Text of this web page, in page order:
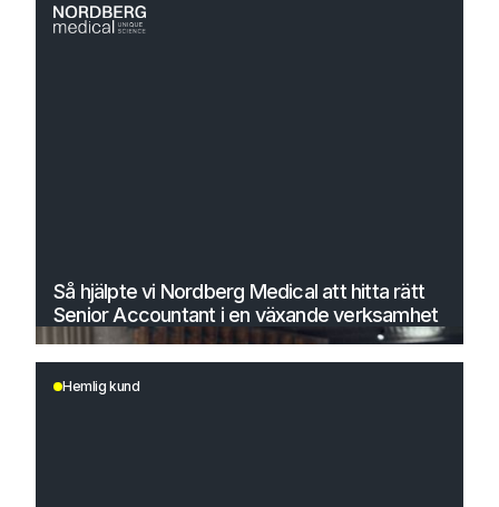
Så hjälpte vi Nordberg Medical att hitta rätt
Senior Accountant i en växande verksamhet
Hemlig kund